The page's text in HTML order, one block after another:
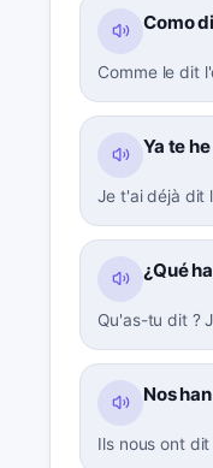
Como
Comme le dit
Ya te
Je t'ai déjà dit
¿Qué
Qu'as-tu dit ?
Nos
Ils nous ont